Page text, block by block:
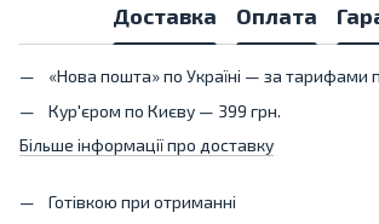
Доставка Оплата
«Нова пошта» по Україні — за тарифами
Кур'єром по Києву — 399 грн.
Більше інформації про доставку
Готівкою при отриманні